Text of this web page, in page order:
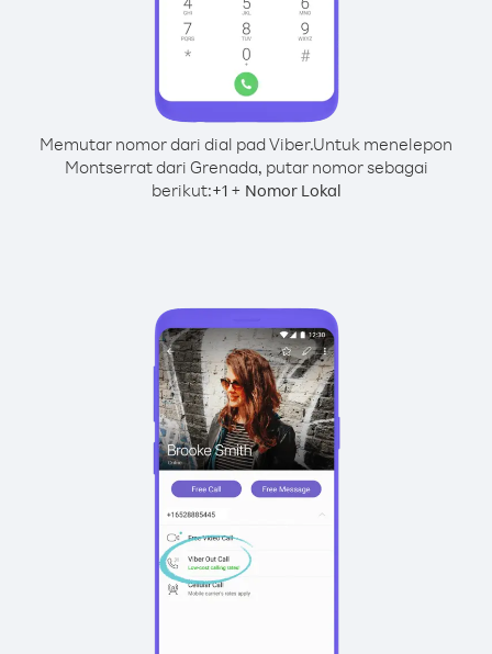
Memutar nomor dari dial pad Viber.Untuk menelepon
Montserrat dari Grenada, putar nomor sebagai
berikut:+1+ Nomor Lokal